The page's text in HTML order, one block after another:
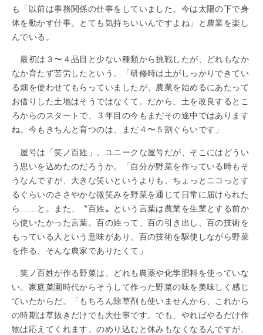
も「以前は事務関係の仕事をしていました。今は太陽の下で身
体を動かす仕事。とても気持ちいいんですよね」と農業を楽し
んでいる。
最初は３〜４品目と少ない種類から挑戦したが、どれもなか
なか育たず苦労したという。「研修時は土がしっかりできてい
る畑を使わせてもらっていましたが、農業を始めるにあたって
お借りした土地はそうではなくて。だから、土を改良するとこ
ろからのスタートで、３年目の今もまだその途中ではあります
ね。今もきちんと育つのは、まだ４〜５割ぐらいです」
屋号は「笑ノ百姓」。ユニークな屋号だが、そこにはどうい
う思いを込めたのだろうか。「自分が野菜を作っている時もそ
うなんですが、大きな笑いというよりも、ちょっとニコっとす
るぐらいのささやかな微笑みを野菜を通じて日常に届けられた
ら……と。また、〝百姓〟という言葉は農業を生業とする前か
ら使いたかった言葉。百の姓って、百の引き出し、百の技術を
もっている人という意味があり、百の技術を駆使しながら野菜
を作る、そんな農家でありたくて」
笑ノ百姓が作る野菜は、どれも農薬や化学肥料を使っていな
い。家庭菜園時代からそうして作った野菜の味を美味しく感じ
ていたからだ。「もちろん除草剤も使いませんから、これから
の時期は草抜きだけでも大仕事です。でも、やればやるだけ作
物は応えてくれます。のめり込むと休みもなくなるんですが、